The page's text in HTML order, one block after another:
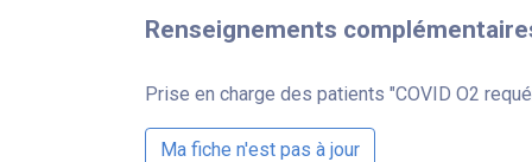
Renseignements
Prise en charge des patients "COVID O2
Ma fiche n'est pas à jour